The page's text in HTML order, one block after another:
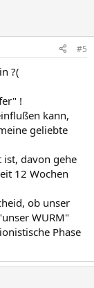
#5
?(
!
kann,
geliebte
ist, davon gehe
12 Wochen
ob unser
WURM"
Phase